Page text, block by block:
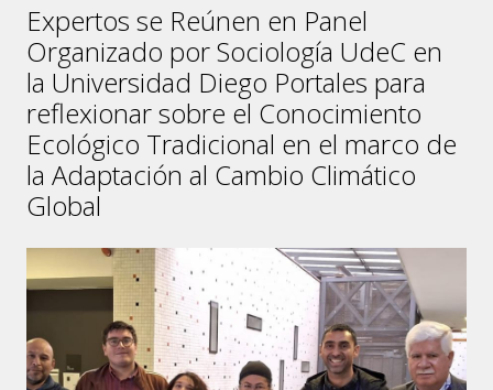
Expertos se Reúnen en Panel
Organizado por Sociología UdeC en
la Universidad Diego Portales para
reflexionar sobre el Conocimiento
Ecológico Tradicional en el marco de
la Adaptación al Cambio Climático
Global